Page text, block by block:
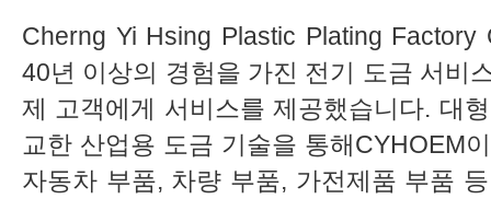
Cherng Yi Hsing Plastic Plating Factory
40년 이상의 경험을 가진 전기 도금 서비
제 고객에게 서비스를 제공했습니다. 대
교한 산업용 도금 기술을 통해CYHOEM
자동차 부품, 차량 부품, 가전제품 부품